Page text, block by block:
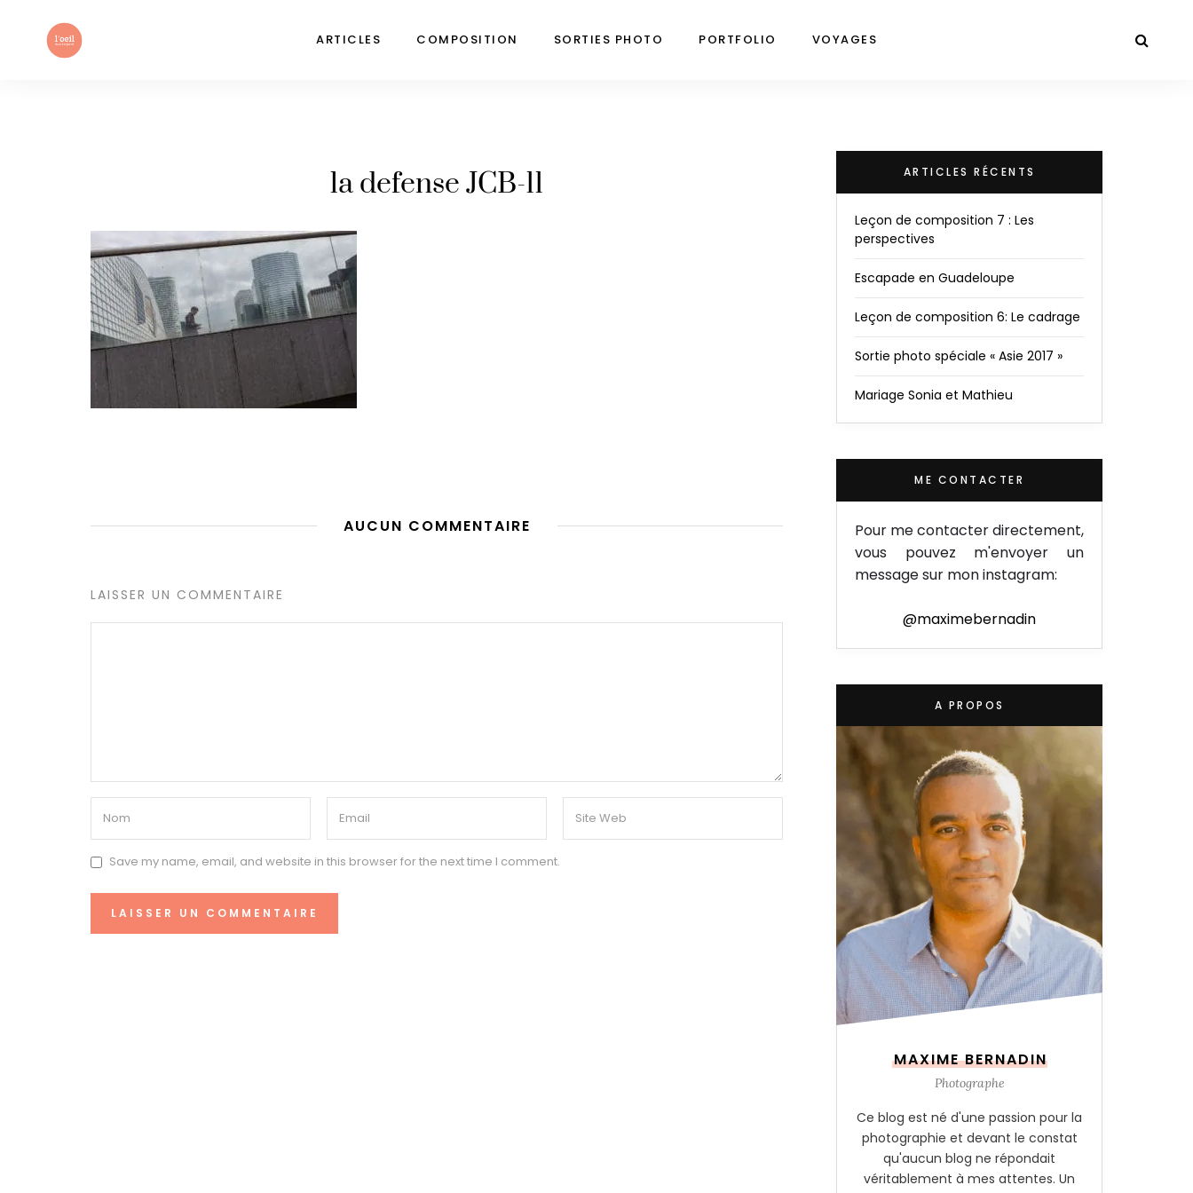
ARTICLES COMPOSITION SORTIES PHOTO PORTFOLIO VOYAGES
la defense JCB-11
AUCUN COMMENTAIRE
LAISSER UN COMMENTAIRE
Save my name, email, and website in this browser for the next time I comment.
ARTICLES RÉCENTS
Leçon de composition 7 : Les
perspectives
Escapade en Guadeloupe
Leçon de composition 6: Le cadrage
Sortie photo spéciale « Asie 2017 »
Mariage Sonia et Mathieu
ME CONTACTER
Pour me contacter directement,
vous pouvez m'envoyer un
message sur mon instagram:
@maximebernadin
A PROPOS
MAXIME BERNADIN
Photographe
Ce blog est né d'une passion pour la
photographie et devant le constat
qu'aucun blog ne répondait
véritablement à mes attentes. Un